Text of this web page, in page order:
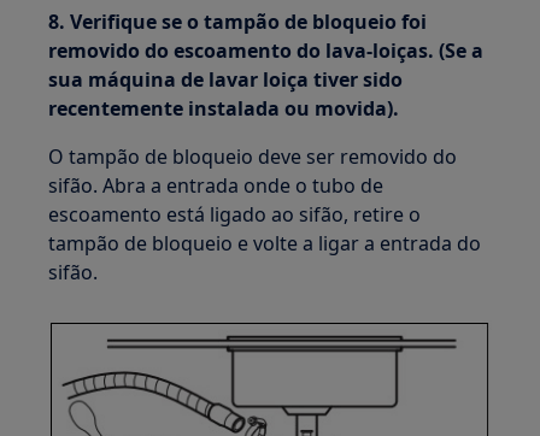
8. Verifique se o tampão de bloqueio foi
removido do escoamento do lava-loiças. (Se a
sua máquina de lavar loiça tiver sido
recentemente instalada ou movida).
O tampão de bloqueio deve ser removido do
sifão. Abra a entrada onde o tubo de
escoamento está ligado ao sifão, retire o
tampão de bloqueio e volte a ligar a entrada do
sifão.